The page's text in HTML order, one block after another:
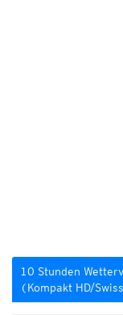
10 Stunden
(Kompakt HD/